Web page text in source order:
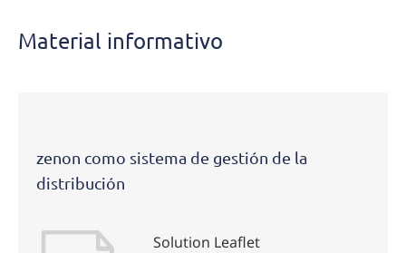
Material informativo
zenon como sistema de gestión de la
distribución
Solution Leaflet